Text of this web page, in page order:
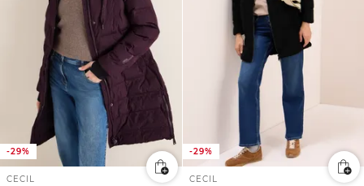
-29%
CECIL
-29%
CECIL